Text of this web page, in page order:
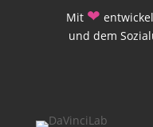
Mit ❤
und dem